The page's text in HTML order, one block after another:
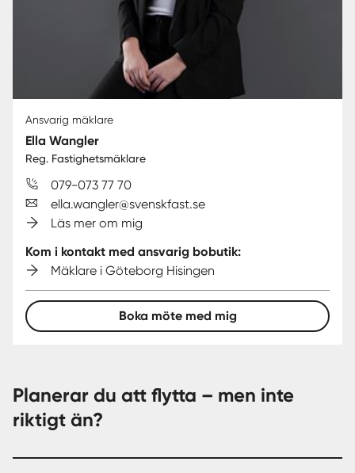
Ansvarig mäklare
Ella Wangler
Reg. Fastighetsmäklare
079-073 77 70
ella.wangler@svenskfast.se
Läs mer om mig
Kom i kontakt med ansvarig bobutik:
Mäklare i Göteborg Hisingen
Boka möte med mig
Planerar du att flytta – men inte
riktigt än?